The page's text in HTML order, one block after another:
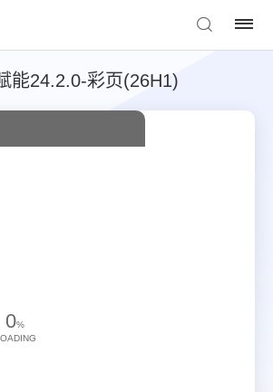
能24.2.0-彩页(26H1)
0%